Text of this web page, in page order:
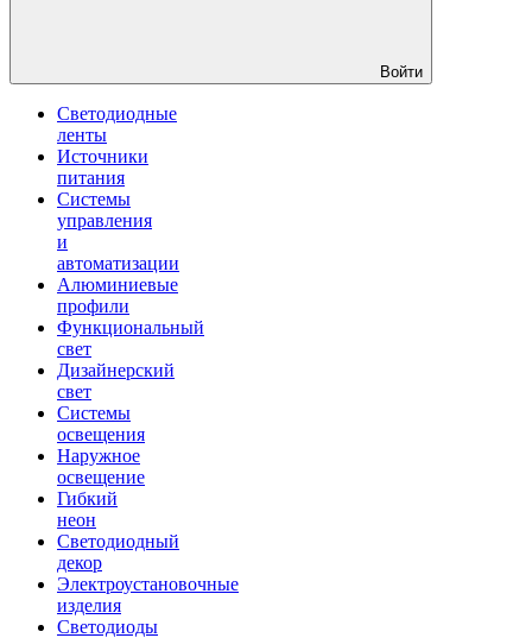
Войти
Светодиодные
ленты
Источники
питания
Системы
управления
и
автоматизации
Алюминиевые
профили
Функциональный
свет
Дизайнерский
свет
Системы
освещения
Наружное
освещение
Гибкий
неон
Светодиодный
декор
Электроустановочные
изделия
Светодиоды